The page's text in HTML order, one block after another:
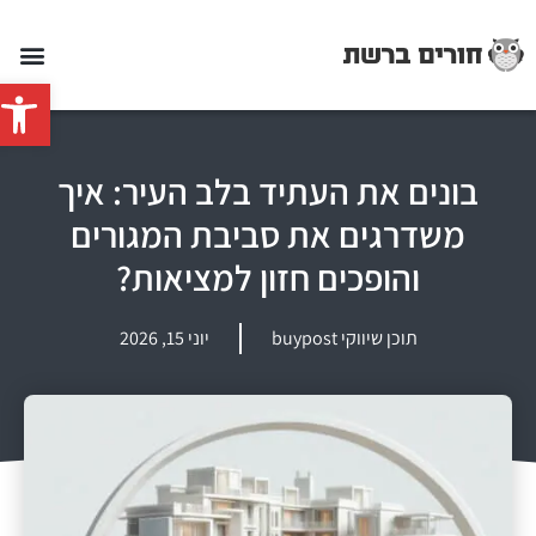
פתח
בונים את העתיד בלב העיר: איך
משדרגים את סביבת המגורים
והופכים חזון למציאות?
תוכן שיווקי buypost יוני 15, 2026